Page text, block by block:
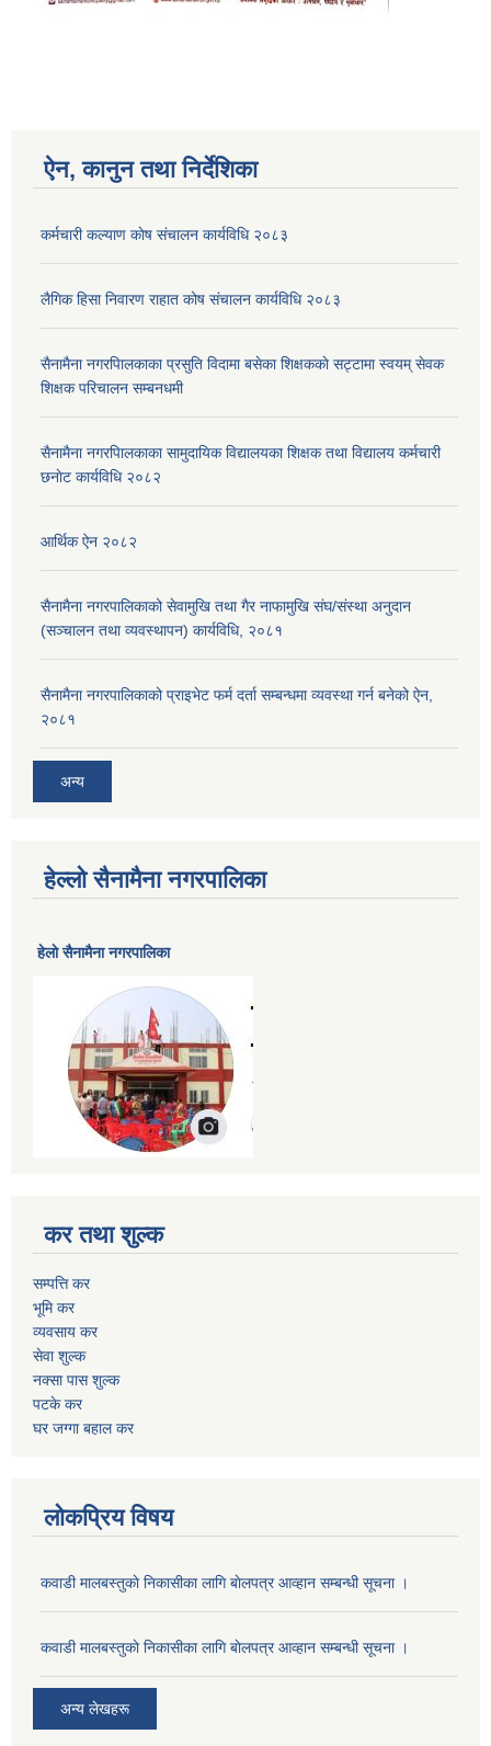
ऐन, कानुन तथा निर्देशिका
कर्मचारी कल्याण काेष संचालन कार्यविधि २०८३
लैगिक हिसा निवारण राहात कोष संचालन कार्यविधि २०८३
सैनामैना नगरपािलकाका प्रसुति विदामा बसेका शिक्षककाे सट्टामा स्वयम् सेवक
शिक्षक परिचालन सम्बनधमी
सैनामैना नगरपािलकाका सामुदायिक विद्यालयका शिक्षक तथा विद्यालय कर्मचारी
छनाेट कार्यविधि २०८२
आर्थिक ऐन २०८२
सैनामैना नगरपालिकाको सेवामुखि तथा गैर नाफामुखि संघ/संस्था अनुदान
(सञ्चालन तथा व्यवस्थापन) कार्यविधि, २०८१
सैनामैना नगरपालिकाको प्राइभेट फर्म दर्ता सम्बन्धमा व्यवस्था गर्न बनेको ऐन,
२०८१
अन्य
हेल्लो सैनामैना नगरपालिका
हेलाे सैनामैना नगरपालिका
कर तथा शुल्क
सम्पत्ति कर
भूमि कर
व्यवसाय कर
सेवा शुल्क
नक्सा पास शुल्क
पटके कर
घर जग्गा बहाल कर
लोकप्रिय विषय
कवाडी मालबस्तुकाे निकासीका लागि बाेलपत्र आव्हान सम्बन्धी सूचना ।
कवाडी मालबस्तुकाे निकासीका लागि बाेलपत्र आव्हान सम्बन्धी सूचना ।
अन्य लेखहरू